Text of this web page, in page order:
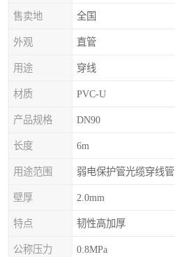
售卖地 全国
外观 直管
用途 穿线
材质 PVC-U
产品规格 DN90
长度 6m
用途范围 弱电保护管光缆穿线管
壁厚 2.0mm
特点 韧性高加厚
公称压力 0.8MPa